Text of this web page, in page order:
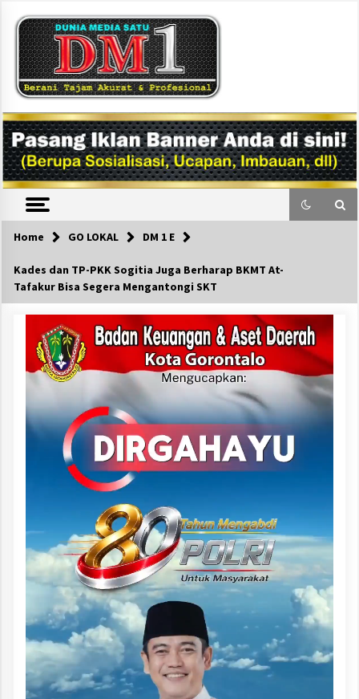
content
DM1
Home GO LOKAL DM 1 E
Kades dan TP-PKK Sogitia Juga Berharap BKMT At-
Tafakur Bisa Segera Mengantongi SKT